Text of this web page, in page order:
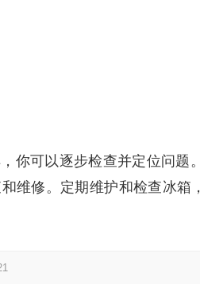
你可以逐步检查并定位问题
维修。定期维护和检查冰箱